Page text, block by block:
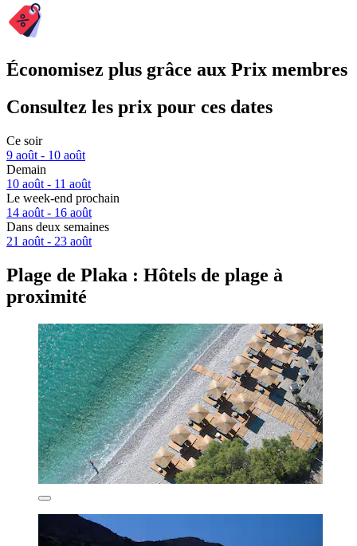
Économisez plus grâce aux Prix membres
Consultez les prix pour ces dates
Ce soir
9 août - 10 août
Demain
10 août - 11 août
Le week-end prochain
14 août - 16 août
Dans deux semaines
21 août - 23 août
Plage de Plaka : Hôtels de plage à
proximité